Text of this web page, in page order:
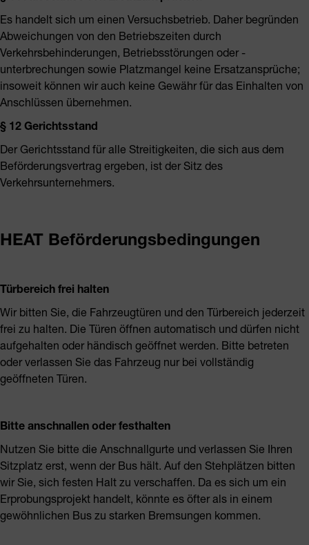
Es handelt sich um einen Versuchsbetrieb. Daher begründen
Abweichungen von den Betriebszeiten durch
Verkehrsbehinderungen, Betriebsstörungen oder -
unterbrechungen sowie Platzmangel keine Ersatzansprüche;
insoweit können wir auch keine Gewähr für das Einhalten von
Anschlüssen übernehmen.
§ 12 Gerichtsstand
Der Gerichtsstand für alle Streitigkeiten, die sich aus dem
Beförderungsvertrag ergeben, ist der Sitz des
Verkehrsunternehmers.
HEAT Beförderungsbedingungen
Türbereich frei halten
Wir bitten Sie, die Fahrzeugtüren und den Türbereich jederzeit
frei zu halten. Die Türen öffnen automatisch und dürfen nicht
aufgehalten oder händisch geöffnet werden. Bitte betreten
oder verlassen Sie das Fahrzeug nur bei vollständig
geöffneten Türen.
Bitte anschnallen oder festhalten
Nutzen Sie bitte die Anschnallgurte und verlassen Sie Ihren
Sitzplatz erst, wenn der Bus hält. Auf den Stehplätzen bitten
wir Sie, sich festen Halt zu verschaffen. Da es sich um ein
Erprobungsprojekt handelt, könnte es öfter als in einem
gewöhnlichen Bus zu starken Bremsungen kommen.